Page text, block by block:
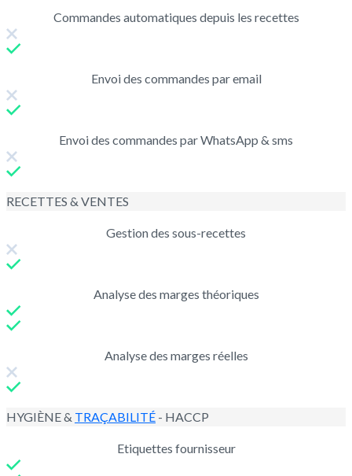
Commandes automatiques depuis les recettes
Envoi des commandes par email
Envoi des commandes par WhatsApp & sms
RECETTES & VENTES
Gestion des sous-recettes
Analyse des marges théoriques
Analyse des marges réelles
HYGIÈNE & TRAÇABILITÉ - HACCP
Etiquettes fournisseur